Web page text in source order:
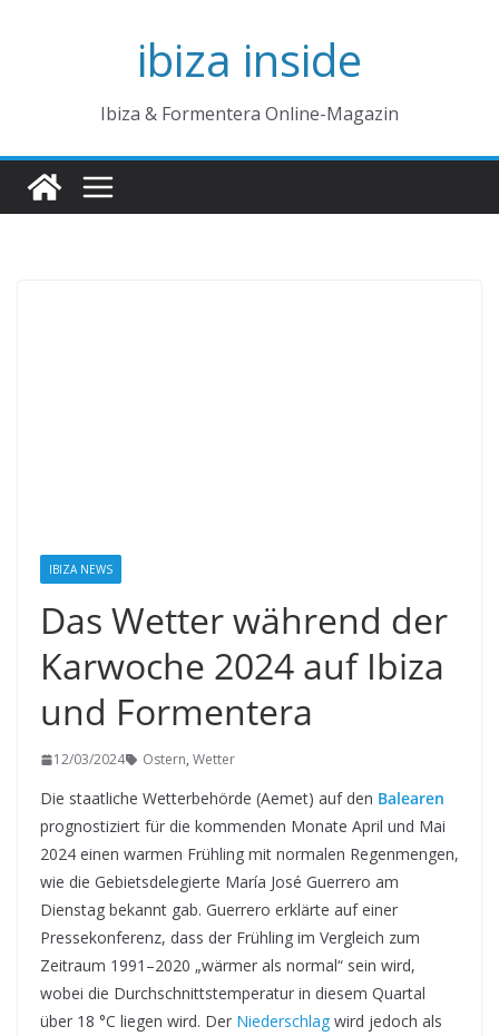
ibiza inside
Ibiza & Formentera Online-Magazin
IBIZA NEWS
Das Wetter während der
Karwoche 2024 auf Ibiza
und Formentera
12/03/2024 Ostern, Wetter
Die staatliche Wetterbehörde (Aemet) auf den Balearen
prognostiziert für die kommenden Monate April und Mai
2024 einen warmen Frühling mit normalen Regenmengen,
wie die Gebietsdelegierte María José Guerrero am
Dienstag bekannt gab. Guerrero erklärte auf einer
Pressekonferenz, dass der Frühling im Vergleich zum
Zeitraum 1991–2020 „wärmer als normal“ sein wird,
wobei die Durchschnittstemperatur in diesem Quartal
über 18 °C liegen wird. Der Niederschlag wird jedoch als